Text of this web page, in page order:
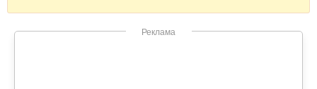
Реклама